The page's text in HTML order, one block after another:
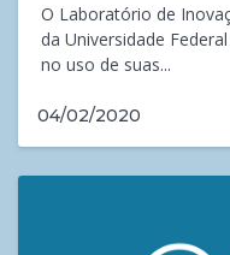
O Laboratório de
da Universidade
no uso de suas...
04/02/2020